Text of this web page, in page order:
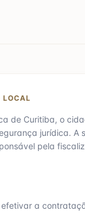
LOCAL
de Curitiba, o
jurídica. A
pela
a